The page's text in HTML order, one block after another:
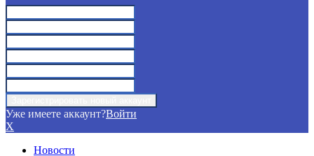
Уже имеете аккаунт?Войти
X
Новости